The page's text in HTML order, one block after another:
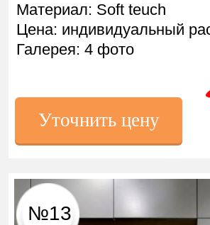
№13
Материал: Soft teuch
Цена: индивидуальный
Галерея: 4 фото
Уточнить цену